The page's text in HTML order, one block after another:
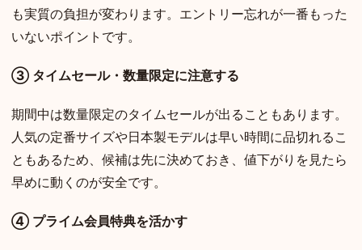
も実質の負担が変わります。エントリー忘れが一番もった
いないポイントです。
③ タイムセール・数量限定に注意する
期間中は数量限定のタイムセールが出ることもあります。
人気の定番サイズや日本製モデルは早い時間に品切れるこ
ともあるため、候補は先に決めておき、値下がりを見たら
早めに動くのが安全です。
④ プライム会員特典を活かす